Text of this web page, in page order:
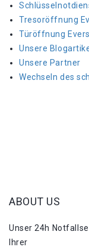
Tresoröffnung
Türöffnung
Unsere
Unsere Partner
Wechseln des
ABOUT US
Unser 24h
Ihrer